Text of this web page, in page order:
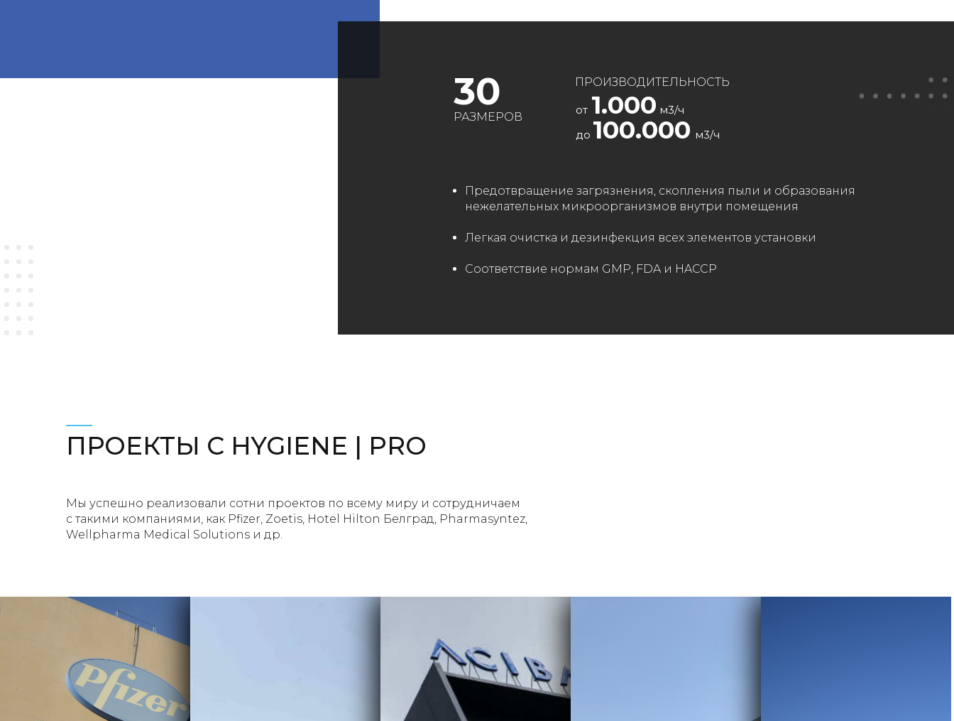
от 1.000 м3/ч
до 100.000 м3/ч
30
РАЗМЕРОВ
ПРОИЗВОДИТЕЛЬНОСТЬ
Предотвращение загрязнения, скопления пыли и образования
нежелательных микроорганизмов внутри помещения
Легкая очистка и дезинфекция всех элементов установки
Соответствие нормам GMP, FDA и HACCP
ПРОЕКТЫ С HYGIENE | PRO
Мы успешно реализовали сотни проектов по всему миру и сотрудничаем
с такими компаниями, как Pfizer, Zoetis, Hotel Hilton Белград, Pharmasyntez,
Wellpharma Medical Solutions и др.